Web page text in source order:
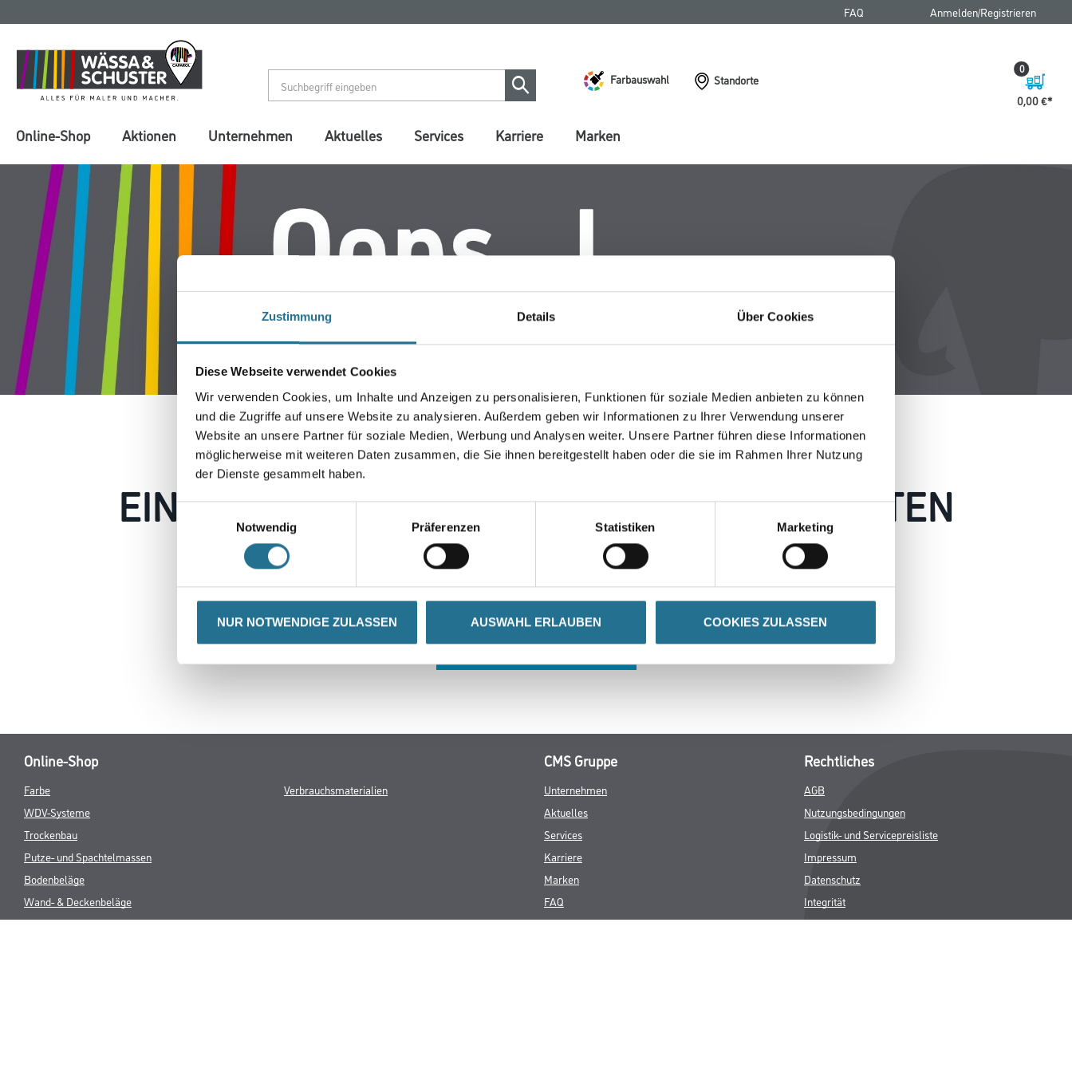
Zustimmung Details Über Cookies
Diese Webseite verwendet Cookies
Wir verwenden Cookies, um Inhalte und Anzeigen zu personalisieren, Funktionen für soziale Medien anbieten zu können
und die Zugriffe auf unsere Website zu analysieren. Außerdem geben wir Informationen zu Ihrer Verwendung unserer
Website an unsere Partner für soziale Medien, Werbung und Analysen weiter. Unsere Partner führen diese Informationen
möglicherweise mit weiteren Daten zusammen, die Sie ihnen bereitgestellt haben oder die sie im Rahmen Ihrer Nutzung
der Dienste gesammelt haben.
Notwendig
Präferenzen Statistiken Marketing
NUR NOTWENDIGE ZULASSEN AUSWAHL ERLAUBEN COOKIES ZULASSEN
springen
springen
FAQ Anmelden/Registrieren
Farbauswahl
Standorte
0,00 €
0
Online-Shop Aktionen Unternehmen Aktuelles Services Karriere Marken
EIN KLEINER ZWISCHENFALL IST AUFGETRETEN
Keine Sorge, wir pinseln schon an der Lösung und werden das Problem so schnell wie möglich beheben.
Erkunden Sie in der Zwischenzeit unseren Online-Shop und lassen Sie sich inspirieren.
Online-Shop
Farbe
WDV-Systeme
Trockenbau
Putze- und Spachtelmassen
Bodenbeläge
Wand- & Deckenbeläge
Werkzeug & Maschinen
Verbrauchsmaterialien
CMS Gruppe
Unternehmen
Aktuelles
Services
Karriere
Marken
FAQ
Rechtliches
AGB
Nutzungsbedingungen
Logistik- und Servicepreisliste
Impressum
Datenschutz
Integrität
Kontakt